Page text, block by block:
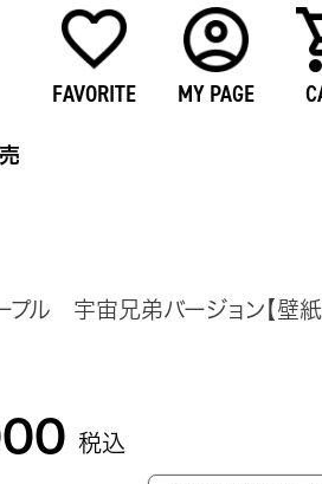
FAVORITE MY PAGE
プル 宇宙兄弟バージョン【壁
税込